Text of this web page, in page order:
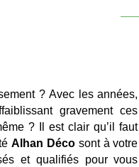
? Avec les années,
gravement ces
? Il est clair qu’il faut
Alhan Décosont à votre
et qualifiés pour vous